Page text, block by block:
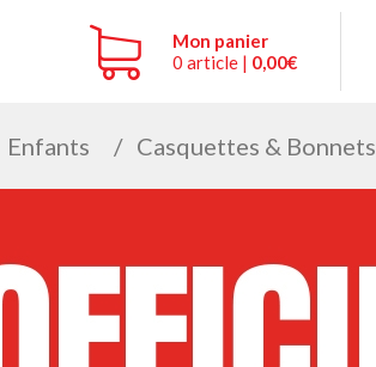
Mon panier
0 article | 0,00€
Enfants Casquettes & Bonnets